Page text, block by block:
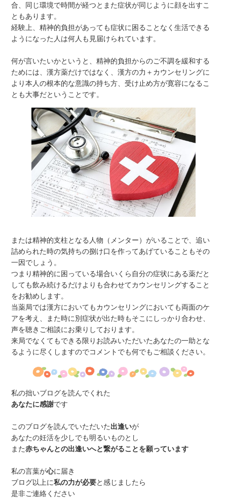
合、同じ環境で時間が経つとまた症状が同じように顔を出すこ
ともあります。
経験上、精神的負担があっても症状に困ることなく生活できる
ようになった人は何人も見届けられています。
何が言いたいかというと、精神的負担からのご不調を緩和する
ためには、漢方薬だけではなく、漢方の力＋カウンセリングに
より本人の根本的な意識の持ち方、受け止め方が寛容になるこ
とも大事だということです。
または精神的支柱となる人物（メンター）がいることで、追い
詰められた時の気持ちの捌け口を作ってあげていることもその
一因でしょう。
つまり精神的に困っている場合いくら自分の症状にある薬だと
しても飲み続けるだけよりも合わせてカウンセリングすること
をお勧めします。
当薬局では漢方においてもカウンセリングにおいても両面のケ
アを考え、また時に別症状が出た時もそこにしっかり合わせ、
声を聴きご相談にお乗りしております。
来局でなくてもできる限りお読みいただいたあなたの一助とな
るように尽くしますのでコメントでも何でもご相談ください。
私の拙いブログを読んでくれた
あなたに感謝です
このブログを読んでいただいた 出逢いが
あなたの妊活を少しでも明るいものとし
また赤ちゃんとの出逢いへと繋がることを願っています
私の言葉が心に届き
ブログ以上に私の力が必要と感じましたら
是非ご連絡ください